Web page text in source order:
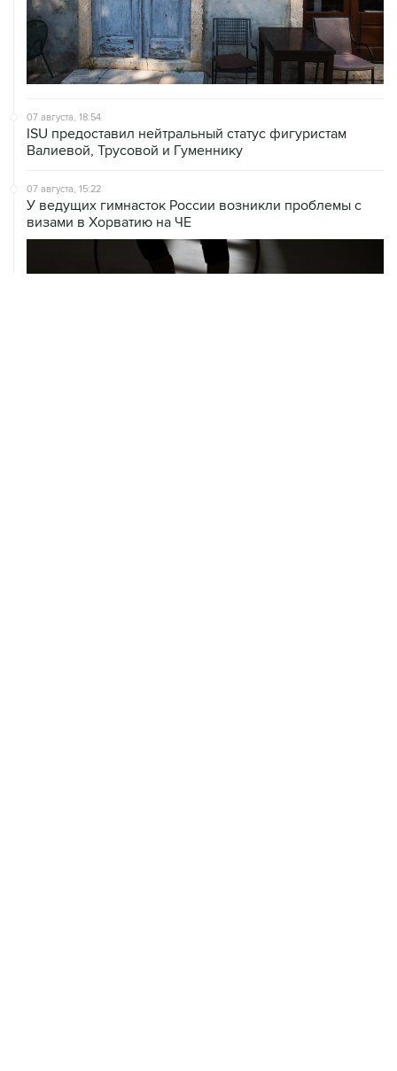
07 августа, 18:54
ISU предоставил нейтральный статус фигуристам
Валиевой, Трусовой и Гуменнику
07 августа, 15:22
У ведущих гимнасток России возникли проблемы с
визами в Хорватию на ЧЕ